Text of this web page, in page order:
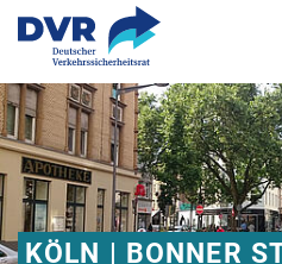
ZUM HAUPTINHALT
ZUR SUCHE SPRINGEN
KÖLN | BONNER